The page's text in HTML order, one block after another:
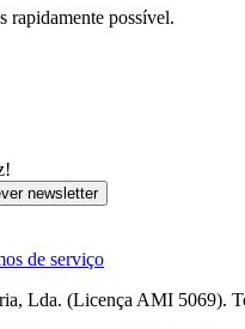
rapidamente possível.
newsletter
de serviço
Lda. (Licença AMI 5069).